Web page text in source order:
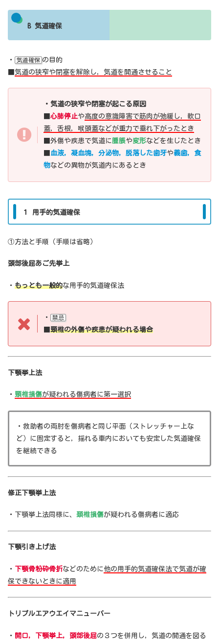
B 気道確保
・ 気道確保 の目的
気道の狭窄や閉塞を解除し，気道を開通させること
・気道の狭窄や閉塞が起こる原因
心肺停止や高度の意識障害で筋肉が弛緩し，軟口
蓋，舌根，喉頭蓋などが重力で垂れ下がったとき
■外傷や疾患で気道に腫脹や変形などを生じたとき
血液，凝血塊，分泌物，脱落した歯牙や義歯，食
物などの異物が気道内にあるとき
１ 用手的気道確保
①方法と手順（手順は省略）
頭部後屈あご先挙上
・ もっとも一般的な用手的気道確保法
・ 禁忌
頸椎の外傷や疾患が疑われる場合
下顎挙上法
・ 頸椎損傷が疑われる傷病者に第一選択
・救助者の両肘を傷病者と同じ平面（ストレッチャー上な
ど）に固定すると，揺れる車内においても安定した気道確保
を継続できる
修正下顎挙上法
・下顎挙上法同様に、 頚椎損傷が疑われる傷病者に適応
下顎引き上げ法
・ 下顎骨粉砕骨折などのために他の用手的気道確保法で気道が確
保できないときに適用
トリプルエアウエイマニューバー
・ 開口，下顎挙上，頭部後屈の３つを併用し，気道の開通を図る